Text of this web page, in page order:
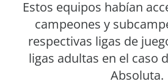
Estos equipos habían
campeones y
respectivas ligas de
ligas adultas en el caso
Absoluta.